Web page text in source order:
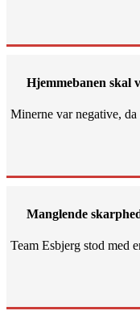
Hjemmebanen skal
Minerne var negative,
Manglende
Team Esbjerg stod med